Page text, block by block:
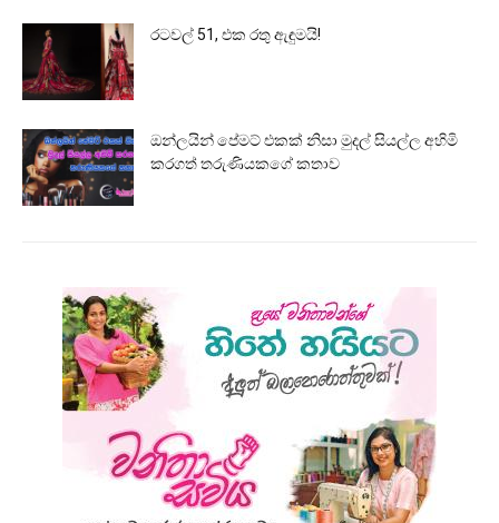
රටවල් 51, එක රතු ඇඳුමයි!
ඔන්ලයින් පේමට් එකක් නිසා මුදල් සියල්ල අහිමි
කරගත් තරුණියකගේ කතාව